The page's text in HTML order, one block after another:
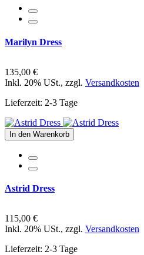
Marilyn Dress
135,00 €
Inkl. 20% USt., zzgl. Versandkosten
Lieferzeit: 2-3 Tage
In den Warenkorb
Astrid Dress
115,00 €
Inkl. 20% USt., zzgl. Versandkosten
Lieferzeit: 2-3 Tage